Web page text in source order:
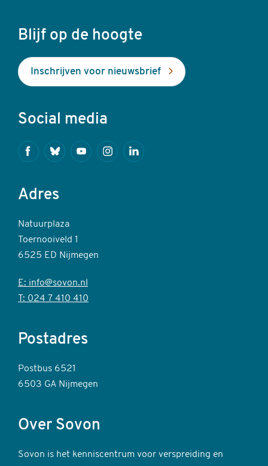
Blijf op de hoogte
Inschrijven voor nieuwsbrief
Social media
FacebookBlueskyYoutubeInstagramLinkedin
Adres
Natuurplaza
Toernooiveld 1
6525 ED Nijmegen
E: info@sovon.nl
T: 024 7 410 410
Postadres
Postbus 6521
6503 GA Nijmegen
Over Sovon
Sovon is het kenniscentrum voor verspreiding en